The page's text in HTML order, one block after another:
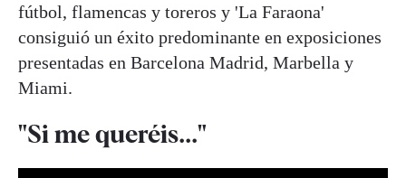
fútbol, flamencas y toreros y 'La Faraona'
consiguió un éxito predominante en exposiciones
presentadas en Barcelona Madrid, Marbella y
Miami.
"Si me queréis..."